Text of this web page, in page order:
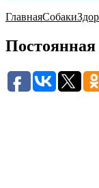
ГлавнаяСобаки
Постоянная